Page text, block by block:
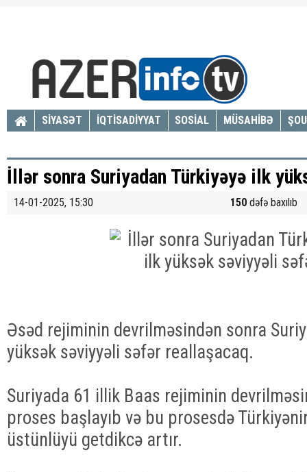
SİYASƏT İQTİSADİYYAT SOSİAL MÜSAHİBƏ
İllər sonra Suriyadan Türkiyəyə ilk
14-01-2025, 15:30 150 dəfə baxılıb
Əsəd rejiminin devrilməsindən sonra
yüksək səviyyəli səfər reallaşacaq.
Suriyada 61 illik Baas rejiminin
proses başlayıb və bu prosesdə
üstünlüyü getdikcə artır.